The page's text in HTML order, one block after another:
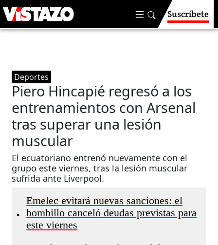
Suscríbete
Deportes
Piero Hincapié regresó a los
entrenamientos con Arsenal
tras superar una lesión
muscular
El ecuatoriano entrenó nuevamente con el
grupo este viernes, tras la lesión muscular
sufrida ante Liverpool.
•
Emelec evitará nuevas sanciones: el
bombillo canceló deudas previstas para
este viernes